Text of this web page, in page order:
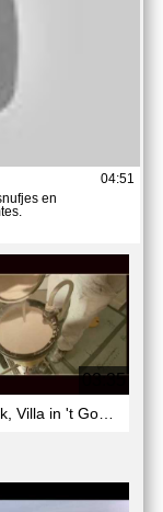
04:51
en
03:35